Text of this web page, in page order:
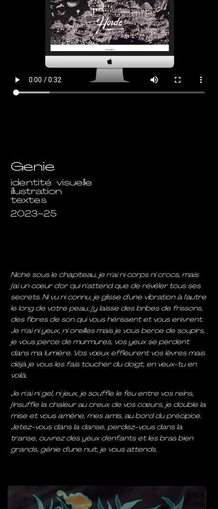
Genie
identité visuelle
illustration
textes
2023-25
Niché sous le chapiteau, je n'ai ni corps ni crocs, mais
j'ai un cœur d'or qui n'attend que de révéler tous ses
secrets. Ni vu ni connu, je glisse d'une vibration à l'autre
le long de votre peau, j'y laisse des bribes de frissons,
des fibres de son qui vous hérissent et vous enivrent.
Je n'ai ni yeux, ni oreilles mais je vous berce de soupirs,
je vous perce de murmures, vos yeux se perdent
dans ma lumière. Vos vœux effleurent vos lèvres mais
déjà je vous les fais toucher du doigt, en veux-tu en
voilà.
Je n'ai ni gel, ni jeux, je souffle le feu entre vos reins,
j'insuffle la chaleur au creux de vos cœurs, je double la
mise et vous amène, mes amis, au bord du précipice.
Jetez-vous dans la danse, perdez-vous dans la
transe, ouvrez des yeux d'enfants et les bras bien
grands, génie d'une nuit, je vous attends.